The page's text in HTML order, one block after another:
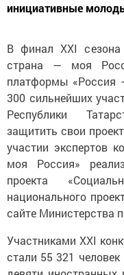
инициативные
В финал ХХI сезона
страна — моя
платформы «Россия
300 сильнейших
Республики
защитить свои
участии экспертов
моя Россия»
проекта
национального
сайте Министерства
Участниками ХХI
стали 55 321